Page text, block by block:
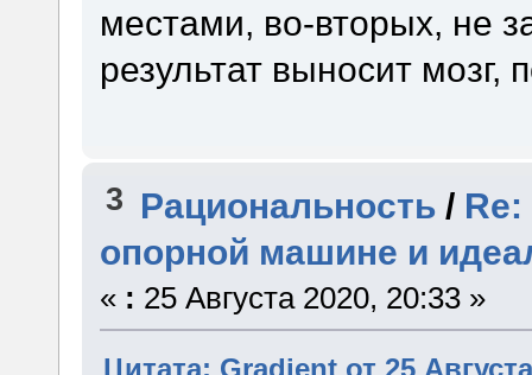
местами, во-вторых, не
результат выносит
3 Рациональность /
опорной машине и
« : 25 Августа 2020, 20:33 »